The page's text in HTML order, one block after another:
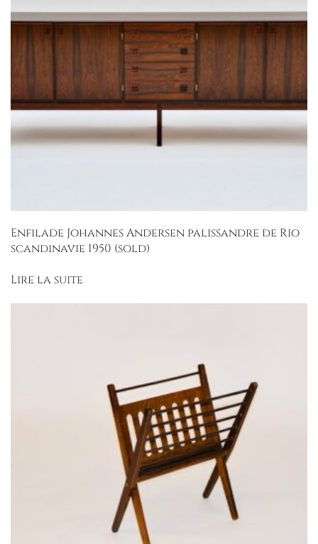
Enfilade Johannes Andersen palissandre de Rio
scandinavie 1950 (sold)
Lire la suite